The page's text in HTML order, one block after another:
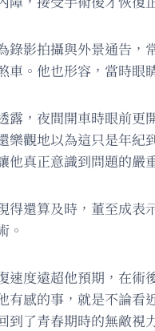
錄影拍攝與外景通告
車。他也形容，當時眼
露，夜間開車時眼前
樂觀地以為這只是年
他真正意識到問題的嚴
得還算及時，董至成
。
速度遠超他預期，在
有感的事，就是不論
到了青春期時的無敵視